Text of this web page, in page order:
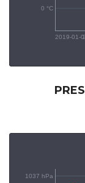
2019-01-
0 °C
1037 hPa